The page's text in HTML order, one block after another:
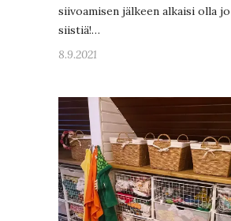
siivoamisen jälkeen alkaisi olla
siistiä!…
8.9.2021